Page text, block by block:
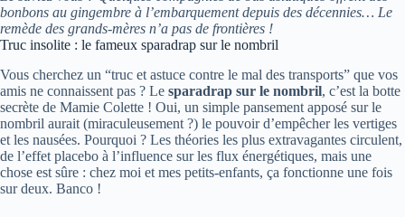
bonbons au gingembre à l’embarquement depuis des décennies… Le
remède des grands-mères n’a pas de frontières !
Truc insolite : le fameux sparadrap sur le nombril
Vous cherchez un “truc et astuce contre le mal des transports” que vos
amis ne connaissent pas ? Le sparadrap sur le nombril, c’est la botte
secrète de Mamie Colette ! Oui, un simple pansement apposé sur le
nombril aurait (miraculeusement ?) le pouvoir d’empêcher les vertiges
et les nausées. Pourquoi ? Les théories les plus extravagantes circulent,
de l’effet placebo à l’influence sur les flux énergétiques, mais une
chose est sûre : chez moi et mes petits-enfants, ça fonctionne une fois
sur deux. Banco !